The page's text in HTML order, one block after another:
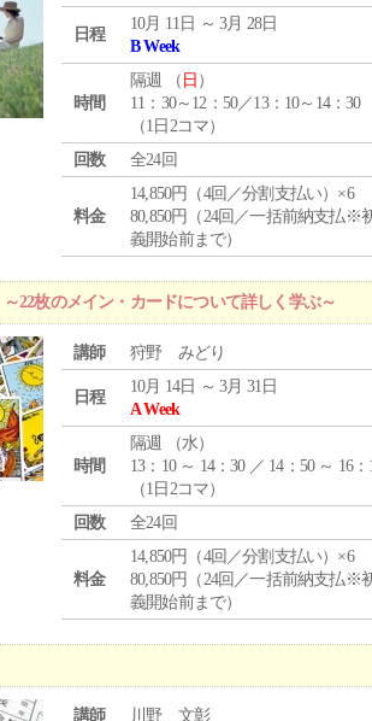
日程
10月 11日 ～ 3月 28日
B Week
時間
隔週 （ 日 ）
11：30～12：50／13：10～14：30
（1日2コマ）
回数
全24回
料金
14,850円（4回／分割支払い）×6
80,850円（24回／一括前納支払※
義開始前まで）
22枚のメイン・カードについて詳しく学ぶ～
講師 狩野 みどり
日程
10月 14日 ～ 3月 31日
A Week
時間
隔週 （水）
13：10 ～ 14：30 ／ 14：50 ～ 16：
（1日2コマ）
回数
全24回
料金
14,850円（4回／分割支払い）×6
80,850円（24回／一括前納支払※
義開始前まで）
講師 川野 文彰